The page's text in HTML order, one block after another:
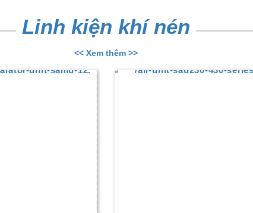
Linh kiện khí nén
<< Xem thêm >>